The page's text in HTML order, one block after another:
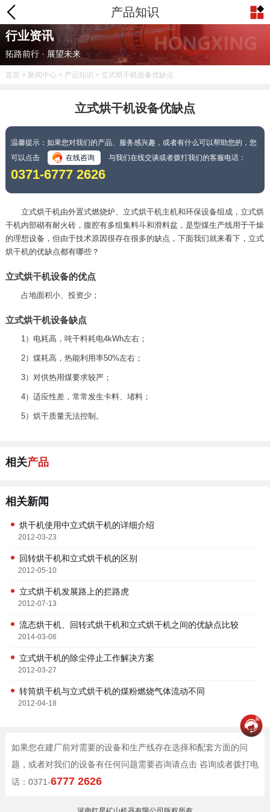
产品知识
行业资讯
拓路前行 · 展望未来
首页 > 新闻中心> 产品知识 > 立式烘干机设备优缺点
立式烘干机设备优缺点
温馨提示：如果您对我们的产品、服务感兴趣，或者有什么可以帮助您的，您
可以点击
在线咨询 与我们在线交谈或者拨打我们的客服电话：
0371-6777 2626
立式烘干机由外置式燃烧炉、立式烘干机主机和环保设备组成，立式烘
干机内部砌有耐火砖，腹腔有多组集料斗和滑料盆，是型煤生产线用于干燥
的理想设备，但由于技术原因很存在很多的缺点，下面我们就来看下，立式
烘干机的优缺点都有哪些？
立式烘干机设备的优点
占地面积小、投资少；
立式烘干机设备缺点
1）电耗高，吨干料耗电4kWh左右；
2）煤耗高，热能利用率50%左右；
3）对供热用煤要求较严；
4）适应性差，常常发生卡料、堵料；
5）烘干质量无法控制。
相关产品
相关新闻
烘干机使用中立式烘干机的详细介绍
2012-03-23
回转烘干机和立式烘干机的区别
2012-05-10
立式烘干机发展路上的拦路虎
2012-07-13
流态烘干机、回转式烘干机和立式烘干机之间的优缺点比较
2014-03-06
立式烘干机的除尘停止工作解决方案
2012-03-27
转筒烘干机与立式烘干机的煤粉燃烧气体流动不同
2012-04-18
如果您在建厂前对需要的设备和生产线存在选择和配套方面的问
题，或者对我们的设备有任何问题需要咨询请点击 咨询或者拨打电
话：0371-6777 2626